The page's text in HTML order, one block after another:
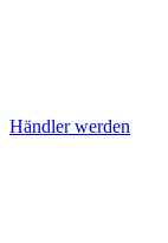
Händler werden